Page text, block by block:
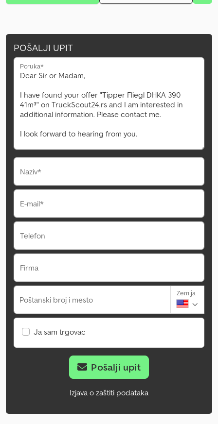
POŠALJI UPIT
Poruka*
Naziv*
E-mail*
Telefon
Firma
Poštanski broj i mesto
Zemlja
Ja sam trgovac
Pošalji upit
Izjava o zaštiti podataka